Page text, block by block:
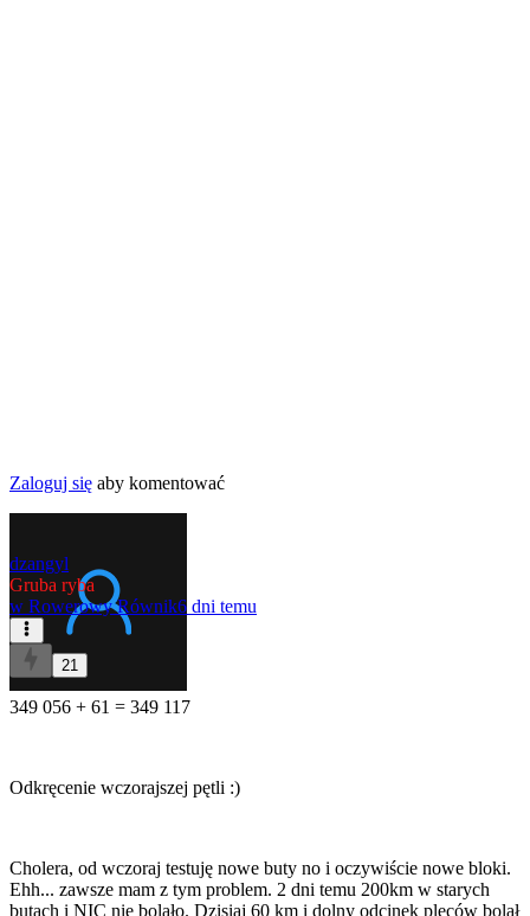
Zaloguj się aby komentować
dzangyl
Gruba ryba
w Rowerowy Równik6 dni temu
21
349 056 + 61 = 349 117
Odkręcenie wczorajszej pętli :)
Cholera, od wczoraj testuję nowe buty no i oczywiście nowe bloki.
Ehh... zawsze mam z tym problem. 2 dni temu 200km w starych
butach i NIC nie bolało. Dzisiaj 60 km i dolny odcinek pleców bolał